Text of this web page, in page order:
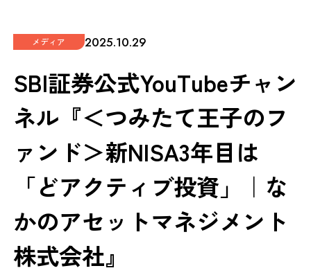
メディア 2025.10.29
SBI証券公式YouTubeチャン
ネル『＜つみたて王子のフ
ァンド＞新NISA3年目は
「どアクティブ投資」｜な
かのアセットマネジメント
株式会社』